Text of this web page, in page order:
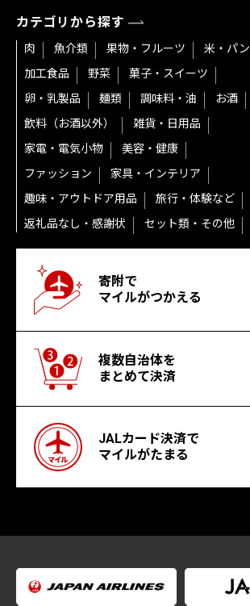
カテゴリから探す
肉 魚介類 果物・フルーツ
米・パン
加工食品
野菜
菓子・スイーツ
卵・乳製品
麺類 調味料・油
お酒
飲料（お酒以外）
雑貨・日用品
家電・電気小物
美容・健康
ファッション
家具・インテリア
趣味・アウトドア用品
旅行・体験など
返礼品なし・感謝状
セット類・その他
寄附で
マイルがつかえる
複数自治体を
まとめて決済
JALカード決済で
マイルがたまる